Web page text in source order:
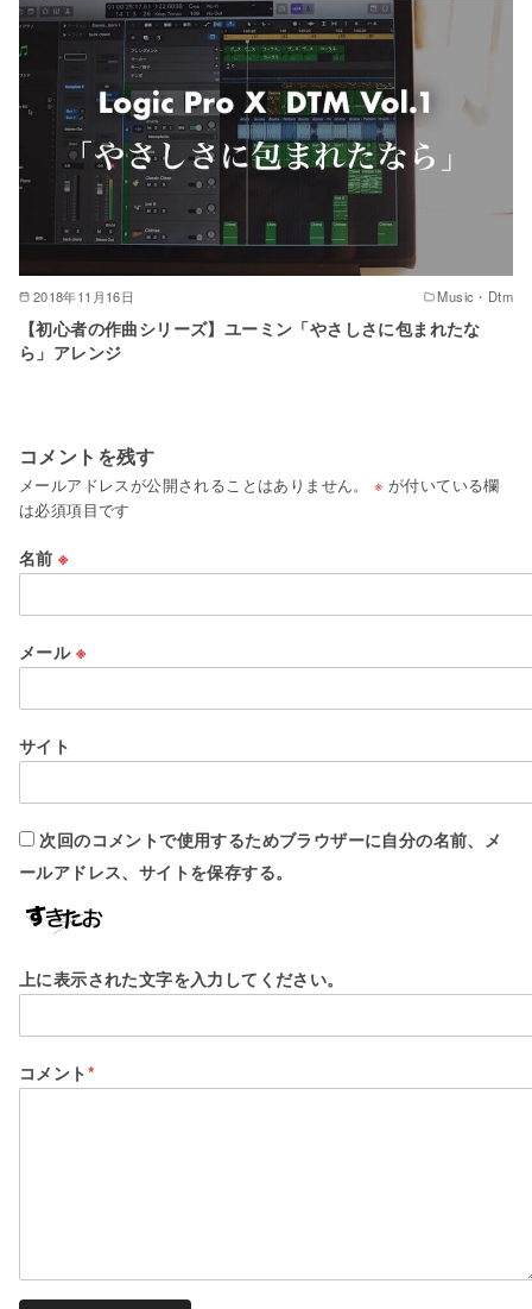
2018年11月16日 Music・Dtm
【初心者の作曲シリーズ】ユーミン「やさしさに包まれたな
ら」アレンジ
コメントを残す
メールアドレスが公開されることはありません。 ※ が付いている欄
は必須項目です
名前※
メール ※
サイト
次回のコメントで使用するためブラウザーに自分の名前、メ
ールアドレス、サイトを保存する。
上に表示された文字を入力してください。
コメント*